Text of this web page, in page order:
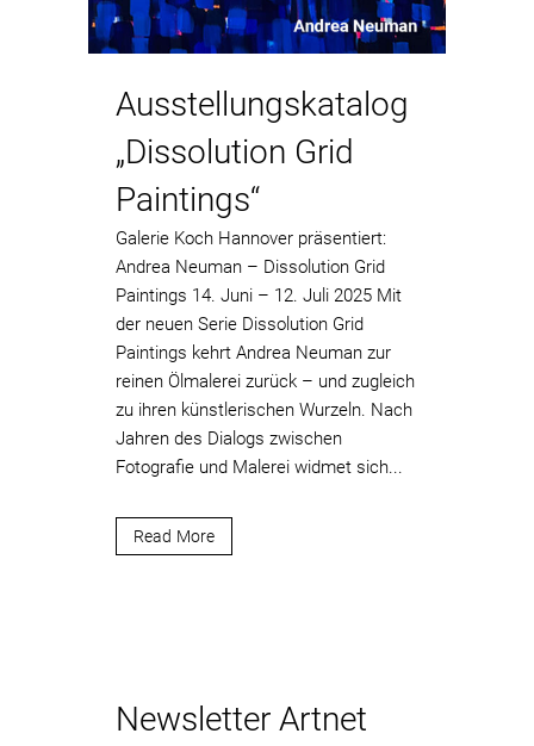
Ausstellungskatalog
„Dissolution Grid
Paintings“
Galerie Koch Hannover präsentiert:
Andrea Neuman – Dissolution Grid
Paintings 14. Juni – 12. Juli 2025 Mit
der neuen Serie Dissolution Grid
Paintings kehrt Andrea Neuman zur
reinen Ölmalerei zurück – und zugleich
zu ihren künstlerischen Wurzeln. Nach
Jahren des Dialogs zwischen
Fotografie und Malerei widmet sich...
Read More
Newsletter Artnet